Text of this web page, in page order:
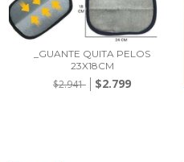
_GUANTE QUITA PELOS
23X18CM
$2.941 $2.799